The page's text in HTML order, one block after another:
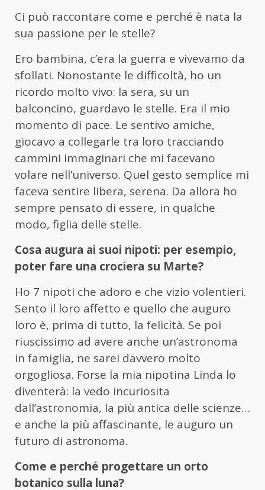
Ci può raccontare come e perché è nata la
sua passione per le stelle?
Ero bambina, c’era la guerra e vivevamo da
sfollati. Nonostante le difficoltà, ho un
ricordo molto vivo: la sera, su un
balconcino, guardavo le stelle. Era il mio
momento di pace. Le sentivo amiche,
giocavo a collegarle tra loro tracciando
cammini immaginari che mi facevano
volare nell’universo. Quel gesto semplice mi
faceva sentire libera, serena. Da allora ho
sempre pensato di essere, in qualche
modo, figlia delle stelle.
Cosa augura ai suoi nipoti: per esempio,
poter fare una crociera su Marte?
Ho 7 nipoti che adoro e che vizio volentieri.
Sento il loro affetto e quello che auguro
loro è, prima di tutto, la felicità. Se poi
riuscissimo ad avere anche un’astronoma
in famiglia, ne sarei davvero molto
orgogliosa. Forse la mia nipotina Linda lo
diventerà: la vedo incuriosita
dall’astronomia, la più antica delle scienze…
e anche la più affascinante, le auguro un
futuro di astronoma.
Come e perché progettare un orto
botanico sulla luna?